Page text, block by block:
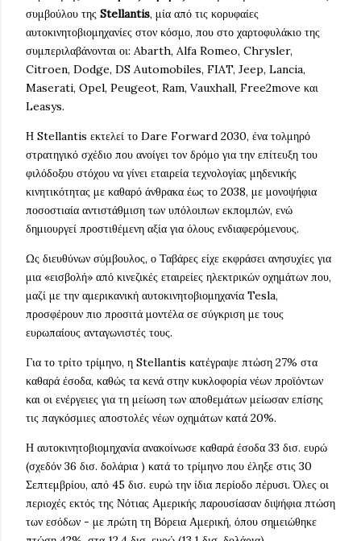
συμβούλου της Stellantis, μία από τις κορυφαίες
αυτοκινητοβιομηχανίες στον κόσμο, που στο χαρτοφυλάκιο της
συμπεριλαβάνονται οι: Abarth, Alfa Romeo, Chrysler,
Citroen, Dodge, DS Automobiles, FIAT, Jeep, Lancia,
Maserati, Opel, Peugeot, Ram, Vauxhall, Free2move και
Leasys.
Η Stellantis εκτελεί το Dare Forward 2030, ένα τολμηρό
στρατηγικό σχέδιο που ανοίγει τον δρόμο για την επίτευξη του
φιλόδοξου στόχου να γίνει εταιρεία τεχνολογίας μηδενικής
κινητικότητας με καθαρό άνθρακα έως το 2038, με μονοψήφια
ποσοστιαία αντιστάθμιση των υπόλοιπων εκπομπών, ενώ
δημιουργεί προστιθέμενη αξία για όλους ενδιαφερόμενους.
Ως διευθύνων σύμβουλος, ο Ταβάρες είχε εκφράσει ανησυχίες για
μια «εισβολή» από κινεζικές εταιρείες ηλεκτρικών οχημάτων που,
μαζί με την αμερικανική αυτοκινητοβιομηχανία Tesla,
προσφέρουν πιο προσιτά μοντέλα σε σύγκριση με τους
ευρωπαίους ανταγωνιστές τους.
Για το τρίτο τρίμηνο, η Stellantis κατέγραψε πτώση 27% στα
καθαρά έσοδα, καθώς τα κενά στην κυκλοφορία νέων προϊόντων
και οι ενέργειες για τη μείωση των αποθεμάτων μείωσαν επίσης
τις παγκόσμιες αποστολές νέων οχημάτων κατά 20%.
Η αυτοκινητοβιομηχανία ανακοίνωσε καθαρά έσοδα 33 δισ. ευρώ
(σχεδόν 36 δισ. δολάρια ) κατά το τρίμηνο που έληξε στις 30
Σεπτεμβρίου, από 45 δισ. ευρώ την ίδια περίοδο πέρυσι. Όλες οι
περιοχές εκτός της Νότιας Αμερικής παρουσίασαν διψήφια πτώση
των εσόδων - με πρώτη τη Βόρεια Αμερική, όπου σημειώθηκε